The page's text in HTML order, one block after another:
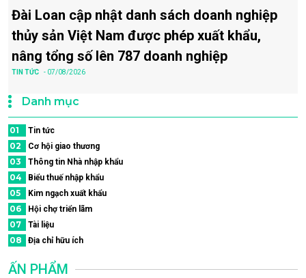
Đài Loan cập nhật danh sách doanh nghiệp
thủy sản Việt Nam được phép xuất khẩu,
nâng tổng số lên 787 doanh nghiệp
TIN TỨC - 07/08/2026
Danh mục
01 Tin tức
02 Cơ hội giao thương
03 Thông tin Nhà nhập khẩu
04 Biểu thuế nhập khẩu
05 Kim ngạch xuất khẩu
06 Hội chợ triển lãm
07 Tài liệu
08 Địa chỉ hữu ích
ẤN PHẨM